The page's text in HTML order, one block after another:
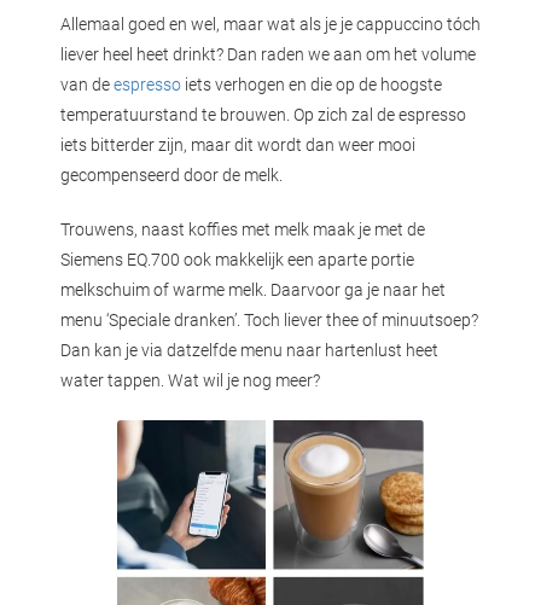
Allemaal goed en wel, maar wat als je je cappuccino tóch
liever heel heet drinkt? Dan raden we aan om het volume
van deespresso iets verhogen en die op de hoogste
temperatuurstand te brouwen. Op zich zal de espresso
iets bitterder zijn, maar dit wordt dan weer mooi
gecompenseerd door de melk.
Trouwens, naast koffies met melk maak je met de
Siemens EQ.700 ook makkelijk een aparte portie
melkschuim of warme melk. Daarvoor ga je naar het
menu ‘Speciale dranken’. Toch liever thee of minuutsoep?
Dan kan je via datzelfde menu naar hartenlust heet
water tappen. Wat wil je nog meer?